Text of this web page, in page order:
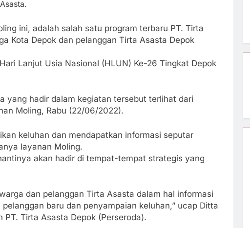
ini, adalah salah satu program terbaru PT. Tirta
Kota Depok dan pelanggan Tirta Asasta Depok
Lanjut Usia Nasional (HLUN) Ke-26 Tingkat Depok
yang hadir dalam kegiatan tersebut terlihat dari
Moling, Rabu (22/06/2022).
keluhan dan mendapatkan informasi seputar
layanan Moling.
akan hadir di tempat-tempat strategis yang
dan pelanggan Tirta Asasta dalam hal informasi
baru dan penyampaian keluhan,” ucap Ditta
PT. Tirta Asasta Depok (Perseroda).